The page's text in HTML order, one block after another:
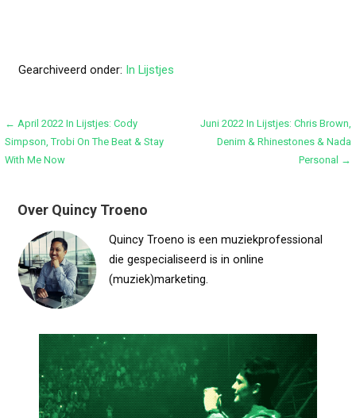
Gearchiveerd onder: In Lijstjes
Bericht
navigatie
← April 2022 In Lijstjes: Cody
Simpson, Trobi On The Beat & Stay
With Me Now
Juni 2022 In Lijstjes: Chris Brown,
Denim & Rhinestones & Nada
Personal →
Over Quincy Troeno
Quincy Troeno is een muziekprofessional
die gespecialiseerd is in online
(muziek)marketing.